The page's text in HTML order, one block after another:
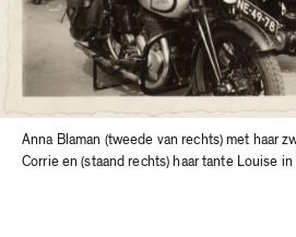
Anna Blaman (tweede van rechts) met haar
Corrie en (staand rechts) haar tante Louise